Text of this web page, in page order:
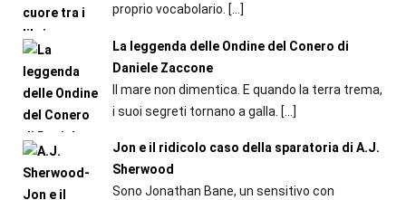
proprio vocabolario. […]
La leggenda delle Ondine del Conero di
Daniele Zaccone
Il mare non dimentica. E quando la terra trema,
i suoi segreti tornano a galla. […]
Jon e il ridicolo caso della sparatoria di A.J.
Sherwood
Sono Jonathan Bane, un sensitivo con